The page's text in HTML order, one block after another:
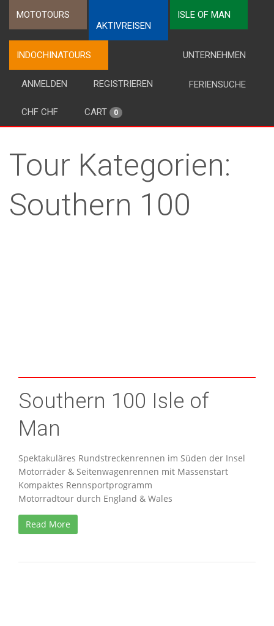
MOTOTOURS
AKTIVREISEN
ISLE OF MAN
INDOCHINATOURS UNTERNEHMEN
FERIENSUCHE
ANMELDEN REGISTRIEREN
CHF CHF CART 0
Tour Kategorien:
Southern 100
Southern 100 Isle of
Man
Spektakuläres Rundstreckenrennen im Süden der Insel
Motorräder & Seitenwagenrennen mit Massenstart
Kompaktes Rennsportprogramm
Motorradtour durch England & Wales
Read More